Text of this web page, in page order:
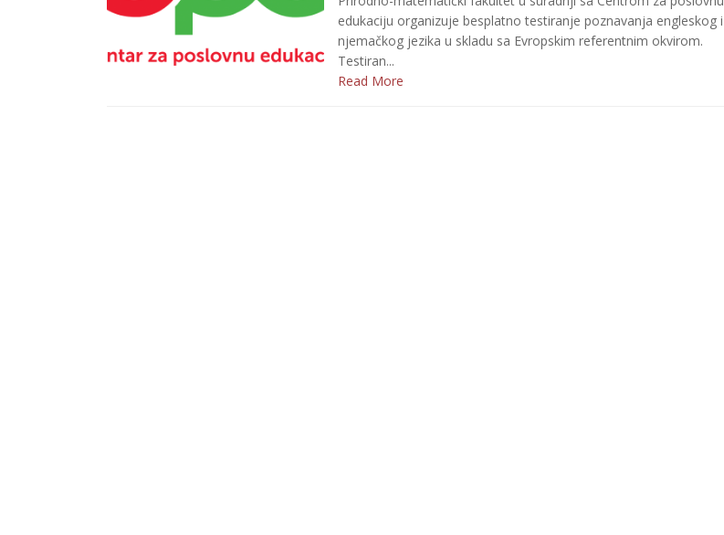
edukaciju organizuje besplatno testiranje poznavanja engleskog i
njemačkog jezika u skladu sa Evropskim referentnim okvirom.
Testiran...
Read More